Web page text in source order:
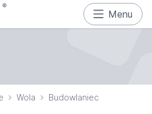
Menu
Wola Budowlaniec